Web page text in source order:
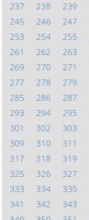
237
238 239
245
246 247
253
254 255
261
262 263
269
270 271
277
278 279
285
286 287
293
294 295
301
302 303
309
310 311
317
318 319
325
326 327
333
334 335
341
342 343